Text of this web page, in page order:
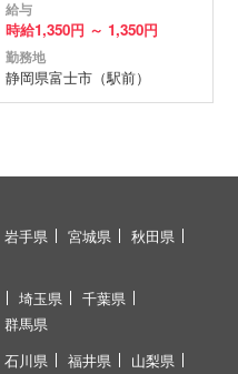
給与
時給1,350円 ～ 1,350円
勤務地
静岡県富士市（駅前）
岩手県 宮城県
秋田県
埼玉県
千葉県
群馬県
石川県 福井県
山梨県